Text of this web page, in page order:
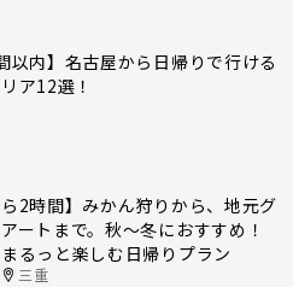
以内】名古屋から日帰りで行ける
ア12選！
ら2時間】みかん狩りから、地元グ
ートまで。秋〜冬におすすめ！
るっと楽しむ日帰りプラン
三重